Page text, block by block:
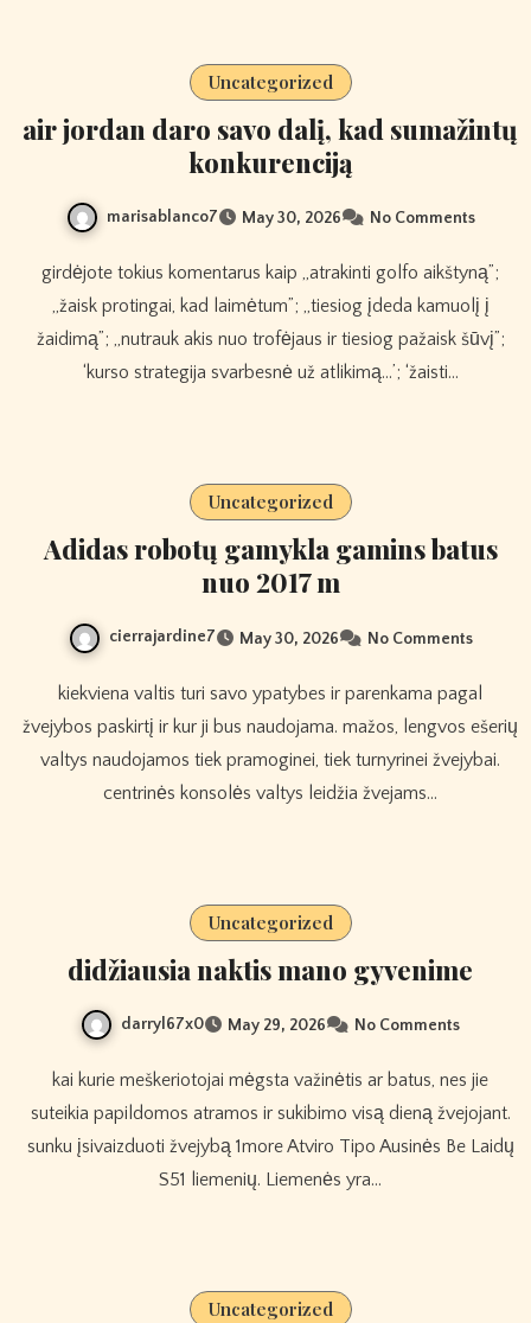
Uncategorized
air jordan daro savo dalį, kad sumažintų
konkurenciją
marisablanco7 May 30, 2026 No Comments
girdėjote tokius komentarus kaip „atrakinti golfo aikštyną”;
„žaisk protingai, kad laimėtum”; „tiesiog įdeda kamuolį į
žaidimą”; „nutrauk akis nuo trofėjaus ir tiesiog pažaisk šūvį”;
‘kurso strategija svarbesnė už atlikimą…’; ‘žaisti…
Uncategorized
Adidas robotų gamykla gamins batus
nuo 2017 m
cierrajardine7 May 30, 2026 No Comments
kiekviena valtis turi savo ypatybes ir parenkama pagal
žvejybos paskirtį ir kur ji bus naudojama. mažos, lengvos ešerių
valtys naudojamos tiek pramoginei, tiek turnyrinei žvejybai.
centrinės konsolės valtys leidžia žvejams…
Uncategorized
didžiausia naktis mano gyvenime
darryl67x0 May 29, 2026 No Comments
kai kurie meškeriotojai mėgsta važinėtis ar batus, nes jie
suteikia papildomos atramos ir sukibimo visą dieną žvejojant.
sunku įsivaizduoti žvejybą 1more Atviro Tipo Ausinės Be Laidų
S51 liemenių. Liemenės yra…
Uncategorized